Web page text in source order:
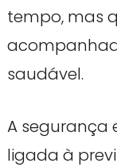
tempo, mas
saudável.
A segurança
ligada à